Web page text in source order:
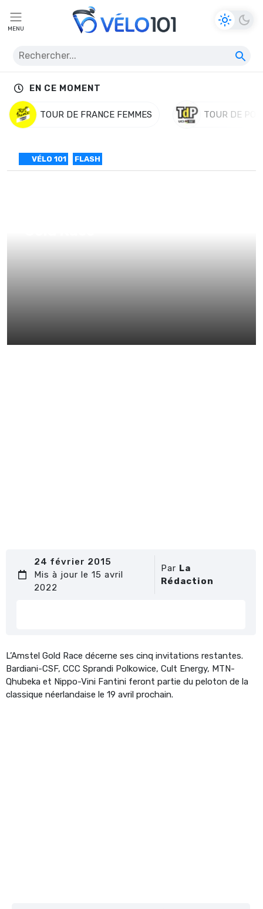
MENU
EN CE MOMENT
TOUR DE FRANCE FEMMES TOUR DE
VÉLO 101 FLASH
24 février 2015
Mis à jour le 15 avril
2022
Par La
Rédaction
L’Amstel Gold Race décerne ses cinq invitations restantes.
Bardiani-CSF, CCC Sprandi Polkowice, Cult Energy, MTN-
Qhubeka et Nippo-Vini Fantini feront partie du peloton de la
classique néerlandaise le 19 avril prochain.